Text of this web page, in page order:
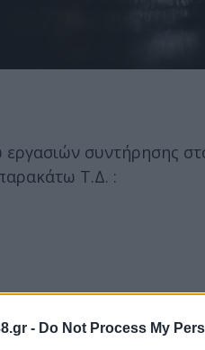
- Do Not Process My
συντήρησης
Τ.Δ. :
ΕΚΑΤΕΡΩΘΕΝ ΤΗΣ